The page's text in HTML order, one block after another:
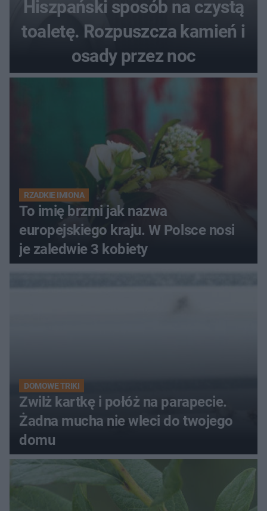
Hiszpański sposób na czystą
toaletę. Rozpuszcza kamień i
osady przez noc
RZADKIE IMIONA
To imię brzmi jak nazwa
europejskiego kraju. W Polsce nosi
je zaledwie 3 kobiety
DOMOWE TRIKI
Zwilż kartkę i połóż na parapecie.
Żadna mucha nie wleci do twojego
domu